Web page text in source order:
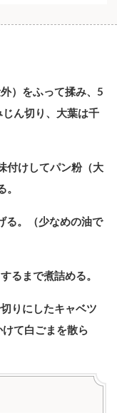
）をふって揉み、5
ん切り、大葉は千
付けしてパン粉（大
る。（少なめの油で
るまで煮詰める。
りにしたキャベツ
て白ごまを散ら